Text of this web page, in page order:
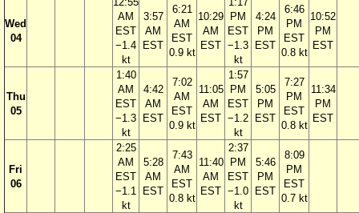
Wed
04
AM
EST
−1.4
kt
3:57
AM
EST
6:21
AM
EST
0.9 kt
10:29
AM
EST
PM
EST
−1.3
kt
4:24
PM
EST
6:46
PM
EST
0.8 kt
10:52
PM
EST
Thu
05
1:40
AM
EST
−1.3
kt
4:42
AM
EST
7:02
AM
EST
0.9 kt
11:05
AM
EST
1:57
PM
EST
−1.2
kt
5:05
PM
EST
7:27
PM
EST
0.8 kt
11:34
PM
EST
Fri
06
2:25
AM
EST
−1.1
kt
5:28
AM
EST
7:43
AM
EST
0.8 kt
11:40
AM
EST
2:37
PM
EST
−1.0
kt
5:46
PM
EST
8:09
PM
EST
0.7 kt